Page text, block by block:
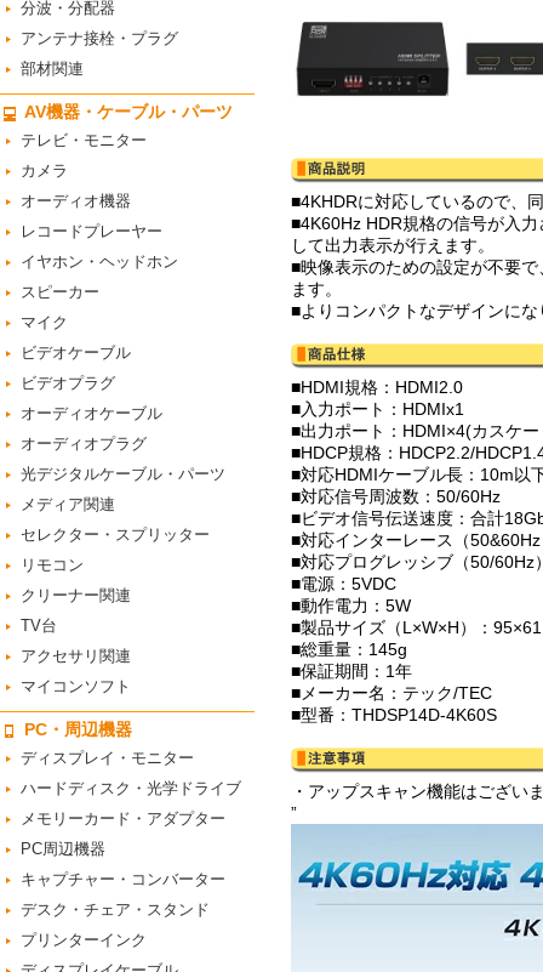
分波・分配器
アンテナ接栓・プラグ
部材関連
AV機器・ケーブル・パーツ
テレビ・モニター
カメラ
オーディオ機器
レコードプレーヤー
イヤホン・ヘッドホン
スピーカー
マイク
ビデオケーブル
ビデオプラグ
オーディオケーブル
オーディオプラグ
光デジタルケーブル・パーツ
メディア関連
セレクター・スプリッター
リモコン
クリーナー関連
TV台
アクセサリ関連
マイコンソフト
PC・周辺機器
ディスプレイ・モニター
ハードディスク・光学ドライブ
メモリーカード・アダプター
PC周辺機器
キャプチャー・コンバーター
デスク・チェア・スタンド
プリンターインク
■4KHDRに対応しているので、
■4K60Hz HDR規格の信号が入
して出力表示が行えます。
■映像表示のための設定が不要
ます。
■よりコンパクトなデザインにな
■HDMI規格：HDMI2.0
■入力ポート：HDMIx1
■出力ポート：HDMI×4(カスケ
■HDCP規格：HDCP2.2/
■対応HDMIケーブル長：10m以
■対応信号周波数：50/60Hz
■ビデオ信号伝送速度：合計
■対応インターレース（
■対応プログレッシブ（50/
■電源：5VDC
■動作電力：5W
■製品サイズ（L×W×H）：
■総重量：145g
■保証期間：1年
■メーカー名：テック/TEC
■型番：THDSP14D-4K60S
・アップスキャン機能はござい
”